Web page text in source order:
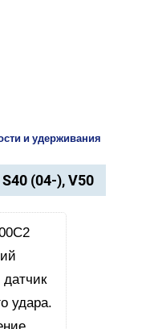
и удерживания
(04-), V50